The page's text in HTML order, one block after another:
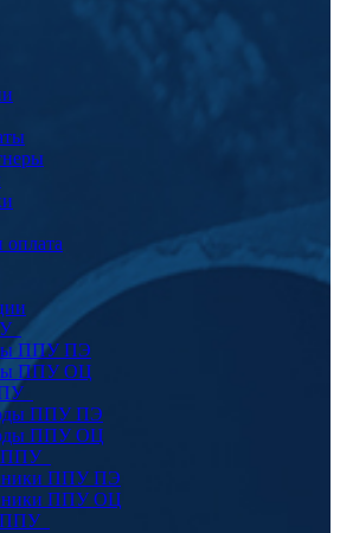
оплата
ППУ ПЭ
ППУ ОЦ
ППУ ПЭ
ППУ ОЦ
ППУ
ППУ ПЭ
ППУ ОЦ
ППУ